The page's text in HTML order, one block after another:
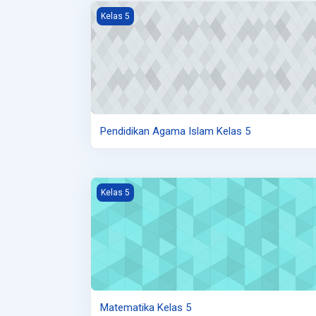
Gambar kursus Pendidikan Agama Islam Kelas 5
Kelas 5
Pendidikan Agama Islam Kelas 5
Gambar kursus Matematika Kelas 5
Kelas 5
Matematika Kelas 5